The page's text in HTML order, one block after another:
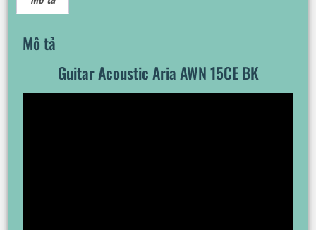
Mô tả
Guitar Acoustic Aria AWN 15CE BK